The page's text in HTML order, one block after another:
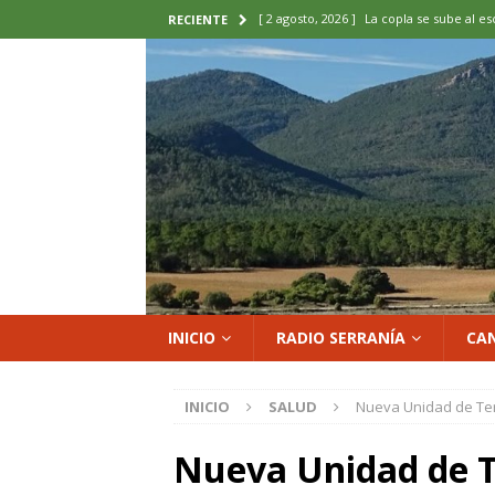
RECIENTE [ 2 agosto, 2026 ] La copla se sube al
[ 2 agosto, 2026 ] Cardenete
micología y patrimonio COMARCA
[ 2 agosto, 2026 ] El calor pone en
ENOLOGIA
[ 2 agosto, 2026 ] El REBI Cuenca
[ 2 agosto, 2026 ] Landete inaugura la
del Olvido COMARCA
INICIO RADIO SERRANÍA
INICIO SALUD Nueva Unidad de
Nueva Unidad de